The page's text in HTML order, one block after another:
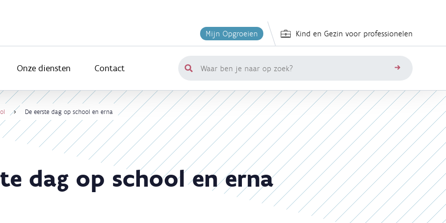
Mijn Opgroeien Kind en Gezin voor professionelen
Onze diensten Contact
Waar
naar
op
zoek?
De eerste dag op school en erna
dag op school en erna